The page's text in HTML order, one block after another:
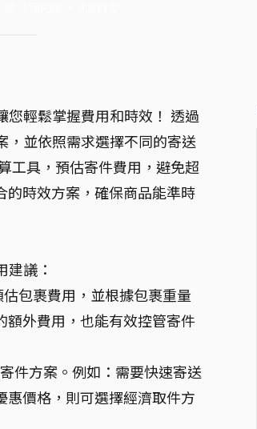
輕鬆掌握費用和時效！ 透過
，並依照需求選擇不同的寄送
工具，預估寄件費用，避免超
時效方案，確保商品能準時
議：
包裹費用，並根據包裹重量
外費用，也能有效控管寄件
件方案。例如：需要快速寄送
價格，則可選擇經濟取件方